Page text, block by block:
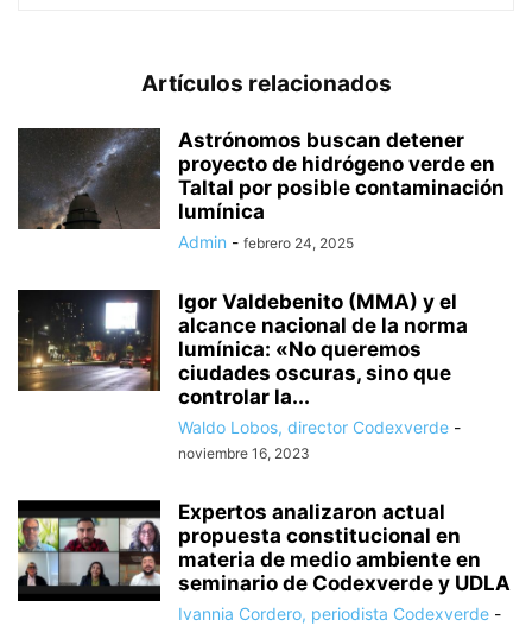
Artículos relacionados
Astrónomos buscan detener
proyecto de hidrógeno verde en
Taltal por posible contaminación
lumínica
Admin - febrero 24, 2025
Igor Valdebenito (MMA) y el
alcance nacional de la norma
lumínica: «No queremos
ciudades oscuras, sino que
controlar la...
Waldo Lobos, director Codexverde -
noviembre 16, 2023
Expertos analizaron actual
propuesta constitucional en
materia de medio ambiente en
seminario de Codexverde y UDLA
Ivannia Cordero, periodista Codexverde -